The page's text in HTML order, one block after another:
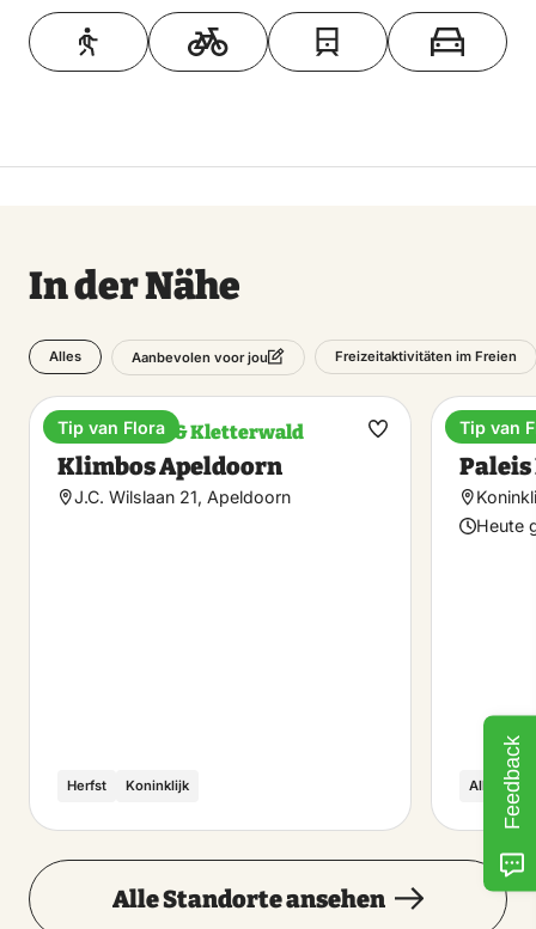
Toon op kaart
In der Nähe
Alles Aanbevolen voor jou Freizeitaktivitäten im Freien
Kletterhalle & Kletterwald
Klimbos Apeldoorn
J.C. Wilslaan 21, Apeldoorn
Herfst Koninklijk
Tip van Flora
Favorit
Paleis
Heute
Alle
Tip van
Alle Standorte ansehen
Feedback